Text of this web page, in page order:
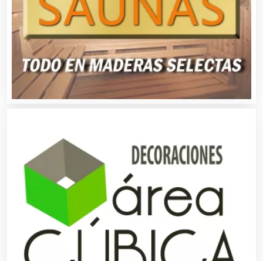
Animadores de Eventos
Aparatos y Equipos Eléctricos
Artes Gráficas
Artesanías
Artículos de Oficina